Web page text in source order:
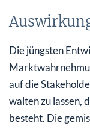
Die jüngsten
auf die
walten zu lassen,
besteht. Die